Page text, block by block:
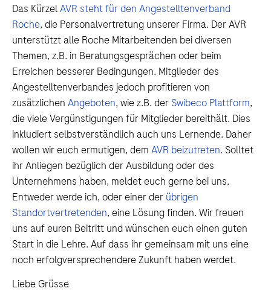
Das KürzelAVR steht für den Angestelltenverband
Roche, die Personalvertretung unserer Firma. Der AVR
unterstützt alle Roche Mitarbeitenden bei diversen
Themen, z.B. in Beratungsgesprächen oder beim
Erreichen besserer Bedingungen. Mitglieder des
Angestelltenverbandes jedoch profitieren von
zusätzlichen Angeboten, wie z.B. der Swibeco Plattform,
die viele Vergünstigungen für Mitglieder bereithält. Dies
inkludiert selbstverständlich auch uns Lernende. Daher
wollen wir euch ermutigen, dem AVR beizutreten. Solltet
ihr Anliegen bezüglich der Ausbildung oder des
Unternehmens haben, meldet euch gerne bei uns.
Entweder werde ich, oder einer der übrigen
Standortvertretenden, eine Lösung finden. Wir freuen
uns auf euren Beitritt und wünschen euch einen guten
Start in die Lehre. Auf dass ihr gemeinsam mit uns eine
noch erfolgversprechendere Zukunft haben werdet.
Liebe Grüsse